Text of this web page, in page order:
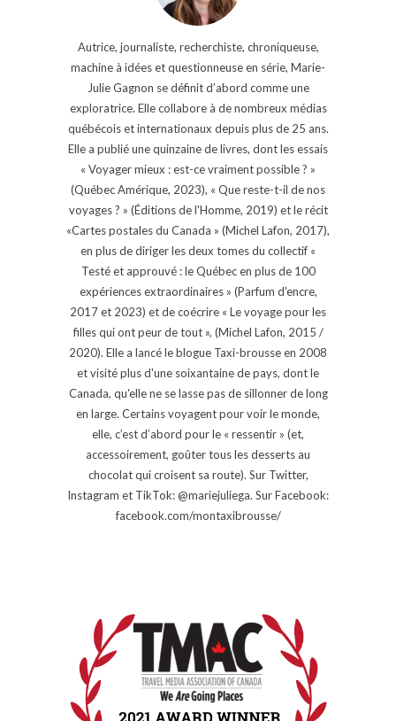
Autrice, journaliste, recherchiste, chroniqueuse,
machine à idées et questionneuse en série, Marie-
Julie Gagnon se définit d’abord comme une
exploratrice. Elle collabore à de nombreux médias
québécois et internationaux depuis plus de 25 ans.
Elle a publié une quinzaine de livres, dont les essais
« Voyager mieux : est-ce vraiment possible ? »
(Québec Amérique, 2023), « Que reste-t-il de nos
voyages ? » (Éditions de l'Homme, 2019) et le récit
«Cartes postales du Canada » (Michel Lafon, 2017),
en plus de diriger les deux tomes du collectif «
Testé et approuvé : le Québec en plus de 100
expériences extraordinaires » (Parfum d'encre,
2017 et 2023) et de coécrire « Le voyage pour les
filles qui ont peur de tout », (Michel Lafon, 2015 /
2020). Elle a lancé le blogue Taxi-brousse en 2008
et visité plus d'une soixantaine de pays, dont le
Canada, qu'elle ne se lasse pas de sillonner de long
en large. Certains voyagent pour voir le monde,
elle, c’est d’abord pour le « ressentir » (et,
accessoirement, goûter tous les desserts au
chocolat qui croisent sa route). Sur Twitter,
Instagram et TikTok: @mariejuliega. Sur Facebook:
facebook.com/montaxibrousse/